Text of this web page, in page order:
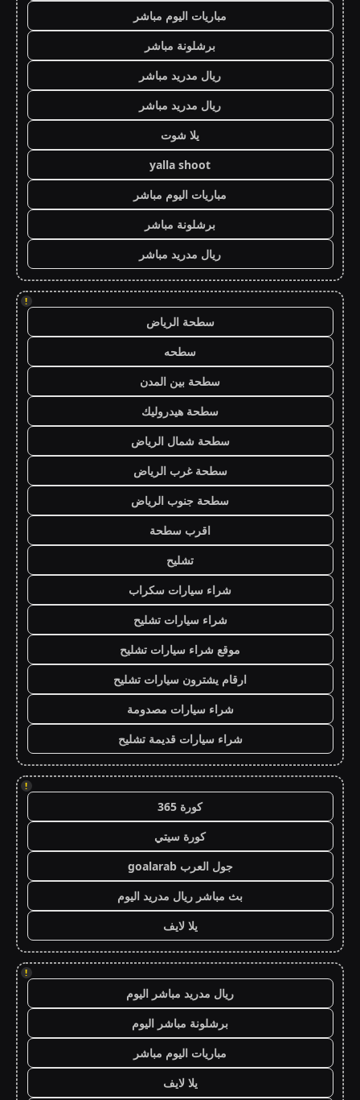
مباريات اليوم مباشر
برشلونة مباشر
ريال مدريد مباشر
ريال مدريد مباشر
يلا شوت
yalla shoot
مباريات اليوم مباشر
برشلونة مباشر
ريال مدريد مباشر
!
سطحة الرياض
سطحه
سطحة بين المدن
سطحة هيدروليك
سطحة شمال الرياض
سطحة غرب الرياض
سطحة جنوب الرياض
اقرب سطحة
تشليح
شراء سيارات سكراب
شراء سيارات تشليح
موقع شراء سيارات تشليح
ارقام يشترون سيارات تشليح
شراء سيارات مصدومة
شراء سيارات قديمة تشليح
!
كورة 365
كورة سيتي
جول العرب goalarab
بث مباشر ريال مدريد اليوم
يلا لايف
!
ريال مدريد مباشر اليوم
برشلونة مباشر اليوم
مباريات اليوم مباشر
يلا لايف